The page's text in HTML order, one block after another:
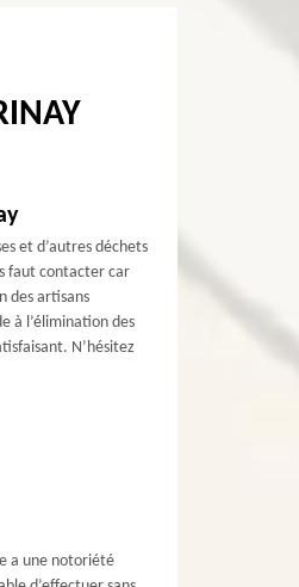
et d’autres déchets
faut contacter car
des artisans
à l’élimination des
N’hésitez
a une notoriété